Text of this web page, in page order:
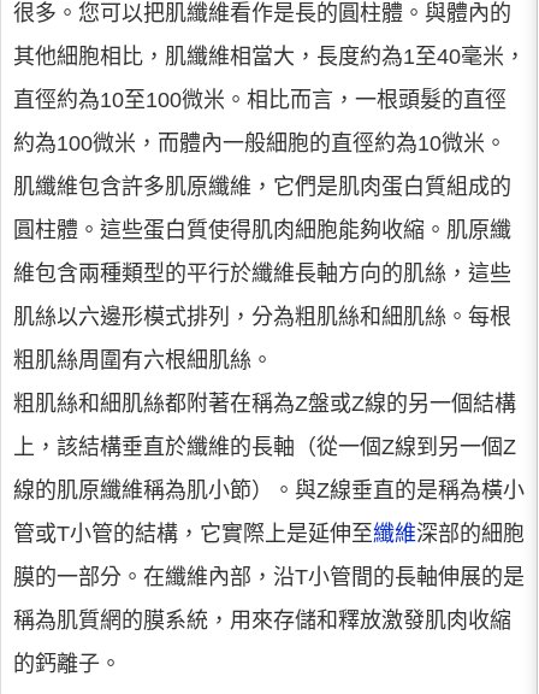
很多。您可以把肌纖維看作是長的圓柱體。與體內的
其他細胞相比，肌纖維相當大，長度約為1至40毫米，
直徑約為10至100微米。相比而言，一根頭髮的直徑
約為100微米，而體內一般細胞的直徑約為10微米。
肌纖維包含許多肌原纖維，它們是肌肉蛋白質組成的
圓柱體。這些蛋白質使得肌肉細胞能夠收縮。肌原纖
維包含兩種類型的平行於纖維長軸方向的肌絲，這些
肌絲以六邊形模式排列，分為粗肌絲和細肌絲。每根
粗肌絲周圍有六根細肌絲。
粗肌絲和細肌絲都附著在稱為Z盤或Z線的另一個結構
上，該結構垂直於纖維的長軸（從一個Z線到另一個Z
線的肌原纖維稱為肌小節）。與Z線垂直的是稱為橫小
管或T小管的結構，它實際上是延伸至纖維深部的細胞
膜的一部分。在纖維內部，沿T小管間的長軸伸展的是
稱為肌質網的膜系統，用來存儲和釋放激發肌肉收縮
的鈣離子。